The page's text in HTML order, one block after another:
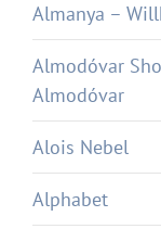
Almanya –
Almodóvar
Almodóvar
Alois Nebel
Alphabet